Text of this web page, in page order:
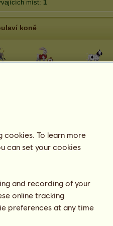
míst: 1
koně
Házení koláčem Házení vajíček
cookies. To learn more
can set your cookies
and recording of your
online tracking
preferences at any time